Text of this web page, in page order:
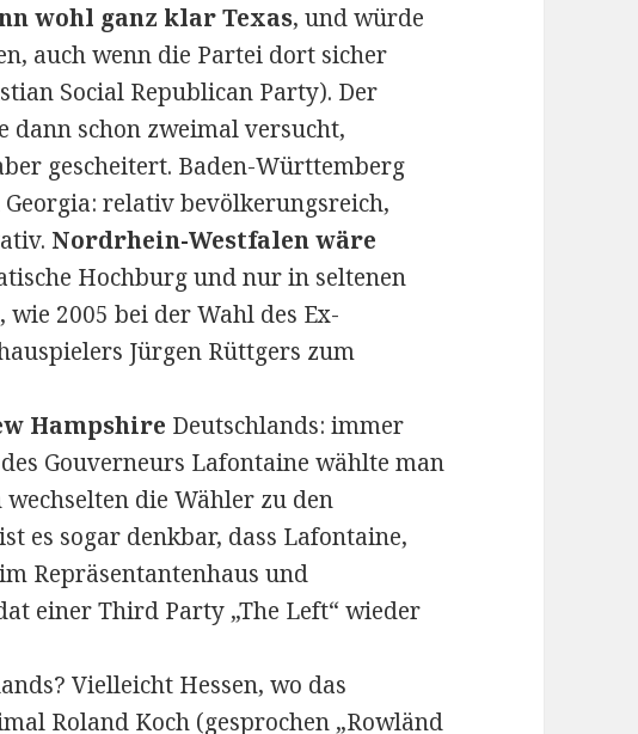
wohl ganz klar Texas, und würde
auch wenn die Partei dort sicher
Social Republican Party). Der
dann schon zweimal versucht,
gescheitert. Baden-Württemberg
relativ bevölkerungsreich,
Nordrhein-Westfalen wäre
Hochburg und nur in seltenen
2005 bei der Wahl des Ex-
Jürgen Rüttgers zum
Hampshire Deutschlands: immer
Gouverneurs Lafontaine wählte man
die Wähler zu den
es sogar denkbar, dass Lafontaine,
Repräsentantenhaus und
einer Third Party „The Left“ wieder
Vielleicht Hessen, wo das
Roland Koch (gesprochen „Rowländ